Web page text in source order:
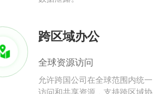
跨区域办公
全球资源访问
允许跨国公司在全球范围内统一